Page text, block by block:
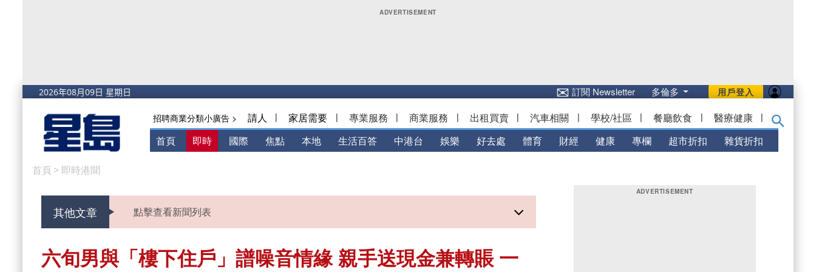
用戶登入
✉訂閱 Newsletter 多倫多
招聘商業分類小廣告 > 請人 | 家居需要 | 專業服務 | 商業服務 | 出租買賣 | 汽車相關 | 學校/社區 | 餐廳飲食 | 醫療健康 |
首頁 即時 國際 焦點 本地 生活百答 中港台 娛樂 好去處 體育 財經 健康 專欄 超市折扣 雜貨折扣
首頁 > 即時港聞
其他文章 點擊查看新聞列表
六旬男與「樓下住戶」譜噪音情緣 親手送現金兼轉賬 一